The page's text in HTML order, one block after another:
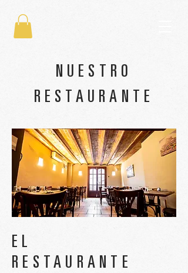
NUESTRO
RESTAURANTE
EL
RESTAURANTE